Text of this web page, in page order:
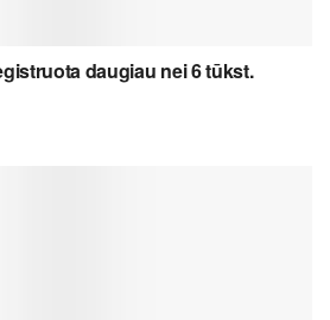
daugiau nei 6 tūkst.